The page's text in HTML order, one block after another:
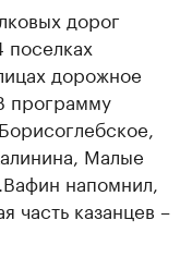
дорог
поселках
дорожное
программу
Малые
напомнил,
часть казанцев –